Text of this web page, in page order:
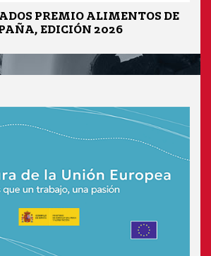
PREMIO ALIMENTOS DE
EDICIÓN 2026